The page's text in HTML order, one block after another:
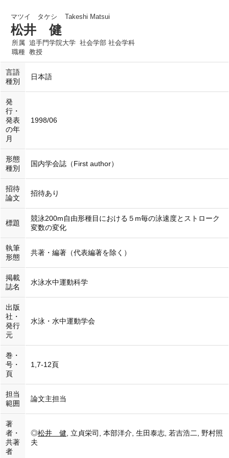
マツイ タケシ Takeshi Matsui
松井 健
所属 追手門学院大学 社会学部 社会学科
職種 教授
言語
種別
日本語
発
行・
発表
の年
月
1998/06
形態
種別
国内学会誌（First author）
招待
論文
招待あり
標題
競泳200m自由形種目における５m毎の泳速度とストローク
変数の変化
執筆
形態
共著・編著（代表編著を除く）
掲載
誌名
水泳水中運動科学
出版
社・
発行
元
水泳・水中運動学会
巻・
号・
頁
1,7-12頁
担当
範囲
論文主担当
著
者・
共著
者
◎松井 健, 立貞栄司, 本部洋介, 生田泰志, 若吉浩二, 野村照
夫